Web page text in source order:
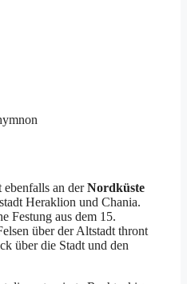
ebenfalls an derNordküste
Heraklion und Chania.
Festung aus dem 15.
über der Altstadt thront
über die Stadt und den